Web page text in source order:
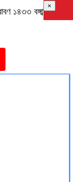
১৪৩৩ বঙ্গাব্দ
×